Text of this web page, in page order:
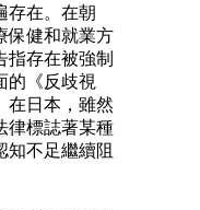
存在。在朝
保健和就業方
指存在被強制
的《反歧視
在日本，雖然
律標誌著某種
知不足繼續阻